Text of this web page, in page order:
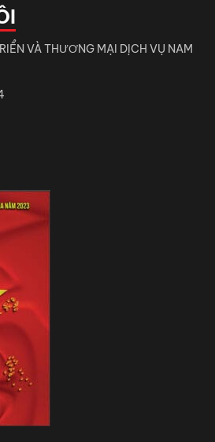
VÀ THƯƠNG MẠI DỊCH VỤ NAM